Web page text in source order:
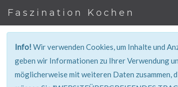
Faszination Kochen
Info!Wir verwenden Cookies, um Inhalte und
geben wir Informationen zu Ihrer Verwendung
möglicherweise mit weiteren Daten zusammen,